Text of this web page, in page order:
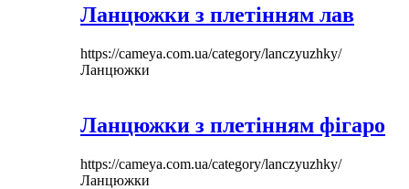
Ланцюжки з плетінням лав
https://cameya.com.ua/category/lanczyuzhky/
Ланцюжки
Ланцюжки з плетінням фігаро
https://cameya.com.ua/category/lanczyuzhky/
Ланцюжки